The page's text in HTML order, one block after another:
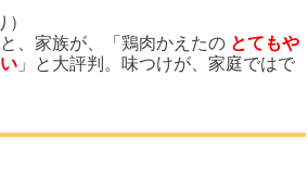
、家族が、「鶏肉かえたの とてもや
」と大評判。味つけが、家庭ではで